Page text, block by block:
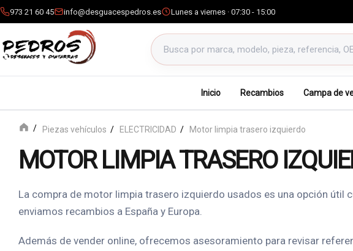
973 21 60 45 info@desguacespedros.es Lunes a viernes · 07:30 - 15:00
Buscar productos
Inicio Recambios Campa de
Piezas vehículos ELECTRICIDAD Motor limpia trasero izquierdo
MOTOR LIMPIA TRASERO
La compra de motor limpia trasero izquierdo usados es una opción útil
enviamos recambios a España y Europa.
Además de vender online, ofrecemos asesoramiento para revisar